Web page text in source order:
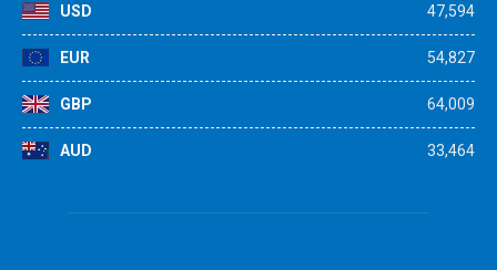
USD 47,594
EUR 54,827
GBP 64,009
AUD 33,464